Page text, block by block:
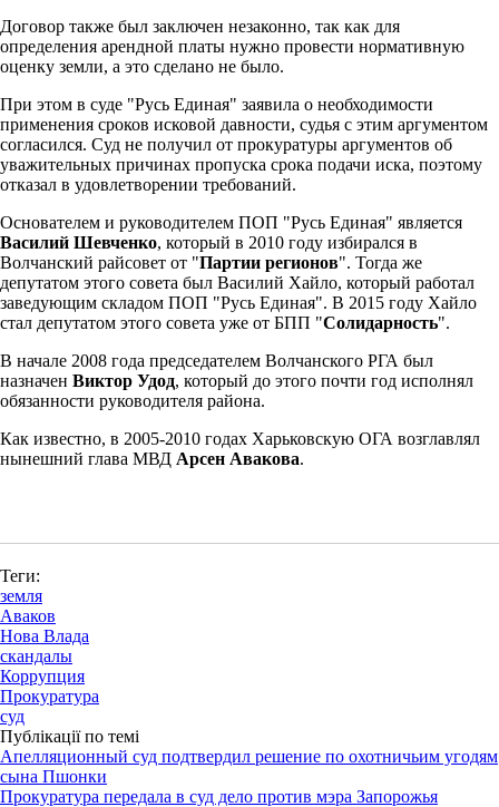
Договор также был заключен незаконно, так как для
определения арендной платы нужно провести нормативную
оценку земли, а это сделано не было.
При этом в суде "Русь Единая" заявила о необходимости
применения сроков исковой давности, судья с этим аргументом
согласился. Суд не получил от прокуратуры аргументов об
уважительных причинах пропуска срока подачи иска, поэтому
отказал в удовлетворении требований.
Основателем и руководителем ПОП "Русь Единая" является
Василий Шевченко, который в 2010 году избирался в
Волчанский райсовет от "Партии регионов". Тогда же
депутатом этого совета был Василий Хайло, который работал
заведующим складом ПОП "Русь Единая". В 2015 году Хайло
стал депутатом этого совета уже от БПП "Солидарность".
В начале 2008 года председателем Волчанского РГА был
назначен Виктор Удод, который до этого почти год исполнял
обязанности руководителя района.
Как известно, в 2005-2010 годах Харьковскую ОГА возглавлял
нынешний глава МВД Арсен Авакова.
Теги:
земля
Аваков
Нова Влада
скандалы
Коррупция
Прокуратура
суд
Публікації по темі
Апелляционный суд подтвердил решение по охотничьим угодям
сына Пшонки
Прокуратура передала в суд дело против мэра Запорожья